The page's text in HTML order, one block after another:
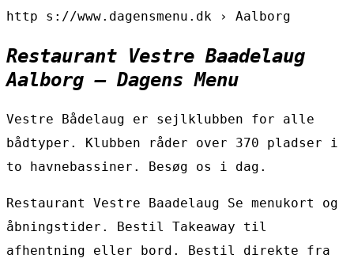
http s://www.dagensmenu.dk › Aalborg
Restaurant Vestre Baadelaug
Aalborg – Dagens Menu
Vestre Bådelaug er sejlklubben for alle
bådtyper. Klubben råder over 370 pladser i
to havnebassiner. Besøg os i dag.
Restaurant Vestre Baadelaug Se menukort og
åbningstider. Bestil Takeaway til
afhentning eller bord. Bestil direkte fra